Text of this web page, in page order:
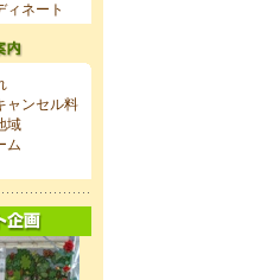
ィネート
ャンセル料
域
ム